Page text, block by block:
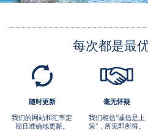
每次都是最
随时更新
我们的网站和汇率定
期且准确地更新。
毫无怀疑
我们相信“诚信是上
策”，所见即所得。